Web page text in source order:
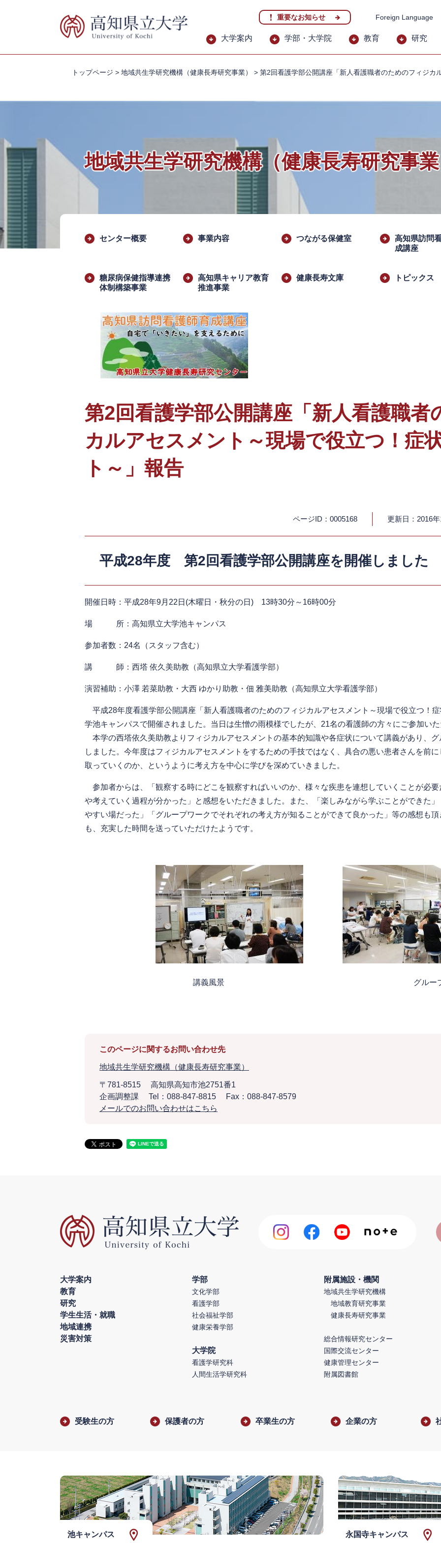
先
を
て
重要なお知らせ Foreign Language
大学案内 学部・大学院 教育 研究
トップページ > 地域共生学研究機構（健康長寿研究事業） > 第2回看護学部公開講座「新人看護職者のためのフィジ
地域共生学研究機構（健康長寿研究事
本
センター概要
事業内容 つながる保健室
高知県訪問
成講座
糖尿病保健指導連携
体制構築事業
高知県キャリア教育
推進事業
健康長寿文庫 トピックス
第2回看護学部公開講座「新人看護職者
カルアセスメント～現場で役立つ！症
ト～」報告
ページID：0005168 更新日：2016
平成28年度 第2回看護学部公開講座を開催しました
開催日時：平成28年9月22日(木曜日・秋分の日) 13時30分～16時00分
場 所：高知県立大学池キャンパス
参加者数：24名（スタッフ含む）
講 師：西塔 依久美助教（高知県立大学看護学部）
演習補助：小澤 若菜助教・大西 ゆかり助教・佃 雅美助教（高知県立大学看護学部）
平成28年度看護学部公開講座「新人看護職者のためのフィジカルアセスメント～現場で役立つ！
学池キャンパスで開催されました。当日は生憎の雨模様でしたが、21名の看護師の方々にご参加い
本学の西塔依久美助教よりフィジカルアセスメントの基本的知識や各症状について講義があり、
しました。今年度はフィジカルアセスメントをするための手技ではなく、具合の悪い患者さんを前
取っていくのか、というように考え方を中心に学びを深めていきました。
参加者からは、「観察する時にどこを観察すればいいのか、様々な疾患を連想していくことが必
や考えていく過程が分かった」と感想をいただきました。また、「楽しみながら学ぶことができた
やすい場だった」「グループワークでそれぞれの考え方が知ることができて良かった」等の感想も
も、充実した時間を送っていただけたようです。
講義風景 グループワー
このページに関するお問い合わせ先
地域共生学研究機構（健康長寿研究事業）
〒781-8515
高知県高知市池2751番1
企画調整課
Tel：088-847-8815
Fax：088-847-8579
メールでのお問い合わせはこちら
大学案内
教育
研究
学生生活・就職
地域連携
災害対策
学部
文化学部
看護学部
社会福祉学部
健康栄養学部
大学院
看護学研究科
人間生活学研究科
附属施設・機関
地域共生学研究機構
地域教育研究事業
健康長寿研究事業
総合情報研究センター
国際交流センター
健康管理センター
附属図書館
受験生の方 保護者の方 卒業生の方 企業の方
池キャンパス 永国寺キャンパス